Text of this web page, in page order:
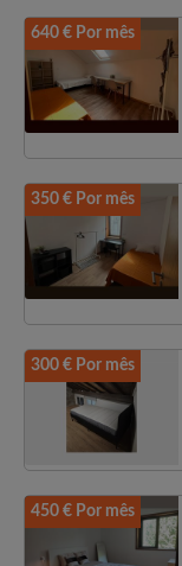
640 € Por mês
350 € Por mês
300 € Por mês
450 € Por mês